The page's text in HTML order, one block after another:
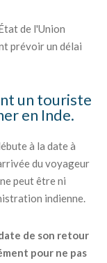
de l'Union
prévoir un délai
un touriste
en Inde.
à la date à
du voyageur
peut être ni
indienne.
de son retour
pour ne pas